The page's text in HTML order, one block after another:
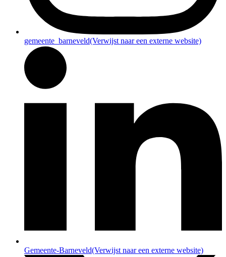
gemeente_barneveld(Verwijst naar een externe website)
Gemeente-Barneveld(Verwijst naar een externe website)